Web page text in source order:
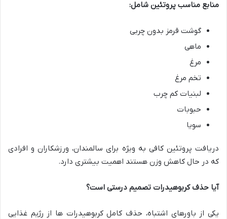
منابع مناسب پروتئین شامل:
گوشت قرمز بدون چربی
ماهی
مرغ
تخم مرغ
لبنیات کم چرب
حبوبات
سویا
دریافت پروتئین کافی به ویژه برای سالمندان، ورزشکاران و افرادی
که در حال کاهش وزن هستند اهمیت بیشتری دارد.
آیا حذف کربوهیدرات تصمیم درستی است؟
یکی از باورهای اشتباه، حذف کامل کربوهیدرات ها از رژیم غذایی